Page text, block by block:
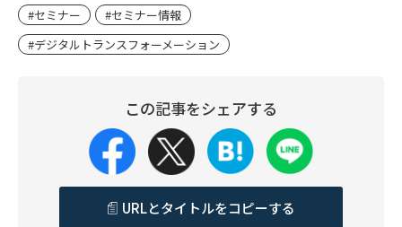
#セミナー
#セミナー情報
#デジタルトランスフォーメーション
この記事をシェアする
URLとタイトルをコピーする